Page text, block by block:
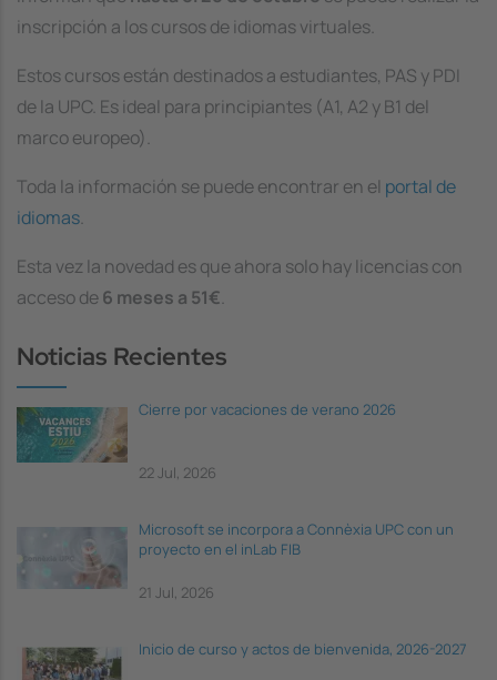
inscripción a los cursos de idiomas virtuales.
Estos cursos están destinados a estudiantes, PAS y PDI
de la UPC. Es ideal para principiantes (A1, A2 y B1 del
marco europeo).
Toda la información se puede encontrar en el portal de
idiomas.
Esta vez la novedad es que ahora solo hay licencias con
acceso de6 meses a 51€.
Noticias Recientes
Cierre por vacaciones de verano 2026
22 Jul, 2026
Microsoft se incorpora a Connèxia UPC con un
proyecto en el inLab FIB
21 Jul, 2026
Inicio de curso y actos de bienvenida, 2026-2027